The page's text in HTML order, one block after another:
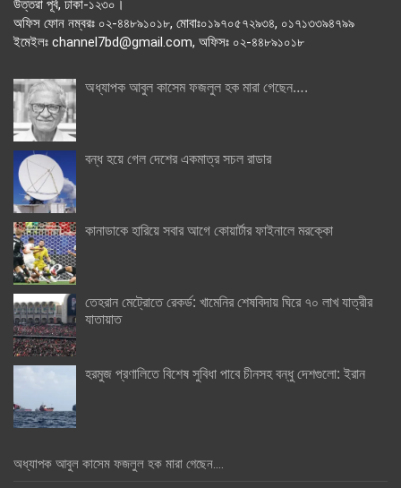
উত্তরা পূর্ব, ঢাকা-১২৩০।
অফিস ফোন নম্বরঃ ০২-৪৪৮৯১০১৮, মোবাঃ০১৯৭০৫৭২৯৩৪, ০১৭১৩৩৯৪৭৯৯
ইমেইলঃ channel7bd@gmail.com, অফিসঃ ০২-৪৪৮৯১০১৮
অধ্যাপক আবুল কাসেম ফজলুল হক মারা গেছেন….
বন্ধ হয়ে গেল দেশের একমাত্র সচল রাডার
কানাডাকে হারিয়ে সবার আগে কোয়ার্টার ফাইনালে মরক্কো
তেহরান মেট্রোতে রেকর্ড: খামেনির শেষবিদায় ঘিরে ৭০ লাখ যাত্রীর
যাতায়াত
হরমুজ প্রণালিতে বিশেষ সুবিধা পাবে চীনসহ বন্ধু দেশগুলো: ইরান
অধ্যাপক আবুল কাসেম ফজলুল হক মারা গেছেন….